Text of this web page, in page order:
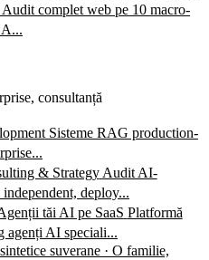
Audit complet web pe 10 macro-
consultanță
Sisteme RAG production-
& Strategy Audit AI-
deploy...
tăi AI pe SaaS Platformă
agenți AI speciali...
suverane · O familie,